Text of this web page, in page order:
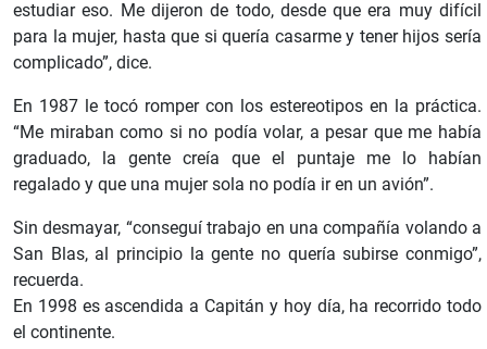
estudiar eso. Me dijeron de todo, desde que era muy difícil
para la mujer, hasta que si quería casarme y tener hijos sería
complicado”, dice.
En 1987 le tocó romper con los estereotipos en la práctica.
“Me miraban como si no podía volar, a pesar que me había
graduado, la gente creía que el puntaje me lo habían
regalado y que una mujer sola no podía ir en un avión”.
Sin desmayar, “conseguí trabajo en una compañía volando a
San Blas, al principio la gente no quería subirse conmigo”,
recuerda.
En 1998 es ascendida a Capitán y hoy día, ha recorrido todo
el continente.